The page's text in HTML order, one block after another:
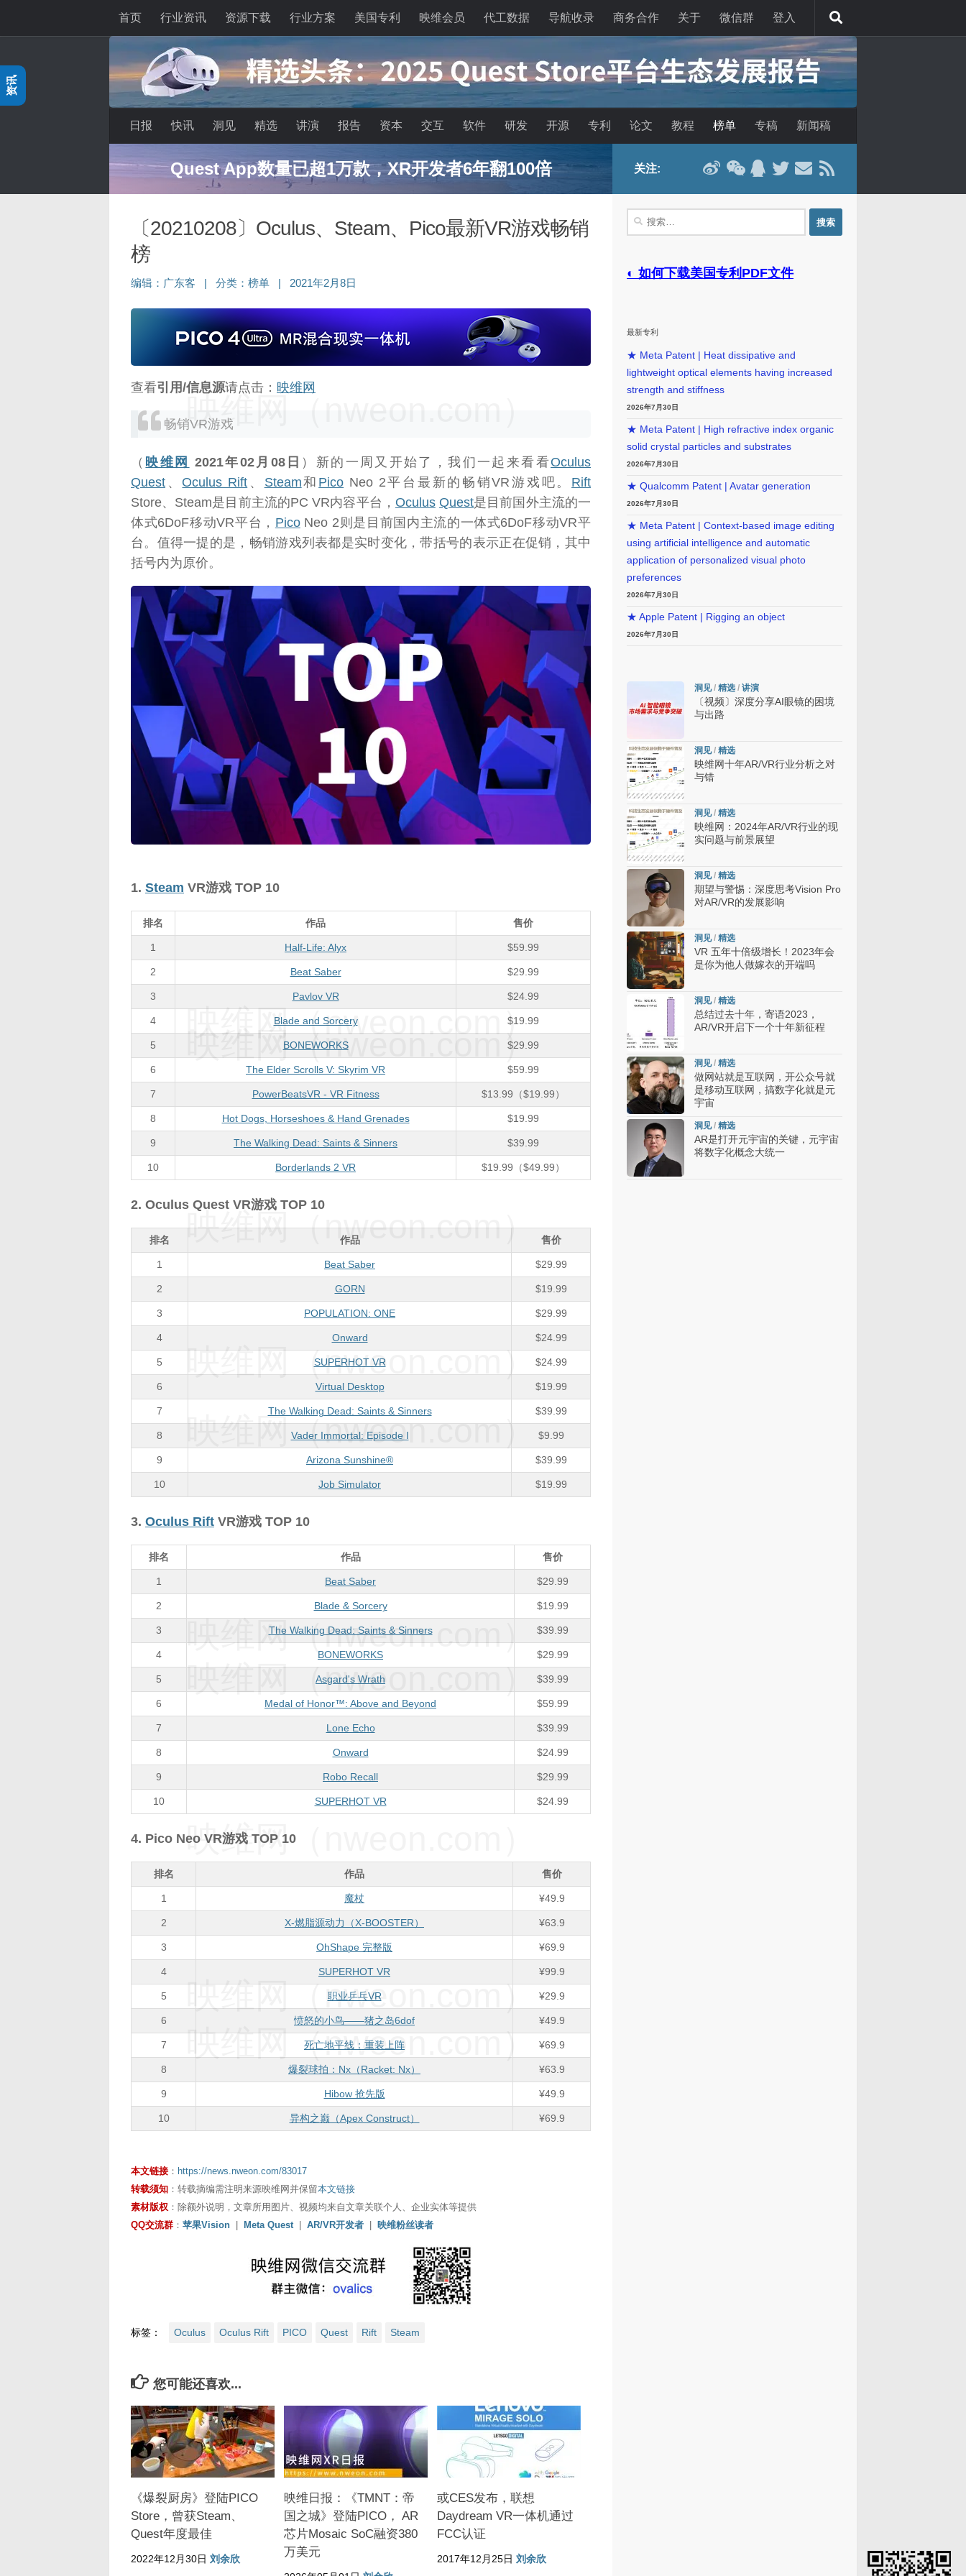
首页 行业资讯 资源下载 行业方案 美国专利 映维会员 代工数据 导航收录 商务合作 关于 微信群 登入
日报 快讯 洞见 精选 讲演 报告 资本 交互 软件 研发 开源 专利 论文 教程 榜单 专稿 新闻稿
Quest App数量已超1万款，XR开发者6年翻100倍
〔20210208〕Oculus、Steam、Pico最新VR游戏畅销
榜
编辑： 广东客 分类： 榜单 2021年2月8日
查看引用/信息源请点击： 映维网
畅销VR游戏
（ 映维网 2021年02月08日 ）新的一周又开始了，我们一起来看看Oculus
Quest 、 Oculus Rift 、 Steam和 Pico Neo 2平台最新的畅销VR游戏吧。 Rift
Store、Steam是目前主流的PC VR内容平台， Oculus Quest是目前国外主流的一
体式6DoF移动VR平台， PicoNeo 2则是目前国内主流的一体式6DoF移动VR平
台。值得一提的是，畅销游戏列表都是实时变化，带括号的表示正在促销，其中
括号内为原价。
1. Steam VR游戏 TOP 10
排名 作品 售价
1 Half-Life: Alyx $59.99
2 Beat Saber $29.99
3 Pavlov VR $24.99
4 Blade and Sorcery $19.99
5 BONEWORKS $29.99
6 The Elder Scrolls V: Skyrim VR $59.99
7 PowerBeatsVR - VR Fitness $13.99（$19.99）
8 Hot Dogs, Horseshoes & Hand Grenades $19.99
9 The Walking Dead: Saints & Sinners $39.99
10 Borderlands 2 VR $19.99（$49.99）
映维网（nweon.com）
2. Oculus Quest VR游戏 TOP 10
排名 作品 售价
1 Beat Saber $29.99
2 GORN $19.99
3 POPULATION: ONE $29.99
4 Onward $24.99
5 SUPERHOT VR $24.99
6 Virtual Desktop $19.99
7 The Walking Dead: Saints & Sinners $39.99
8 Vader Immortal: Episode I $9.99
9 Arizona Sunshine® $39.99
10 Job Simulator $19.99
映维网（nweon.com）
3. Oculus Rift VR游戏 TOP 10
排名 作品 售价
1 Beat Saber $29.99
2 Blade & Sorcery $19.99
3 The Walking Dead: Saints & Sinners $39.99
4 BONEWORKS $29.99
5 Asgard's Wrath $39.99
6 Medal of Honor™: Above and Beyond $59.99
7 Lone Echo $39.99
8 Onward $24.99
9 Robo Recall $29.99
10 SUPERHOT VR $24.99
映维网（nweon.com）
4. Pico Neo VR游戏 TOP 10
排名 作品 售价
1 魔杖 ¥49.9
2 X-燃脂源动力（X-BOOSTER） ¥63.9
3 OhShape 完整版 ¥69.9
4 SUPERHOT VR ¥99.9
5 职业乒乓VR ¥29.9
6 愤怒的小鸟——猪之岛6dof ¥49.9
7 死亡地平线：重装上阵 ¥69.9
8 爆裂球拍：Nx（Racket: Nx） ¥63.9
9 Hibow 抢先版 ¥49.9
10 异构之巅（Apex Construct） ¥69.9
映维网（nweon.com）
映维网（nweon.com）
映维网（nweon.com）
映维网（nweon.com）
映维网（nweon.com）
映维网（nweon.com）
映维网（nweon.com）
映维网（nweon.com）
映维网（nweon.com）
映维网（nweon.com）
本文链接 ： https://news.nweon.com/83017
转载须知 ：转载摘编需注明来源映维网并保留本文链接
素材版权 ：除额外说明，文章所用图片、视频均来自文章关联个人、企业实体等提供
QQ交流群 ： 苹果Vision | Meta Quest | AR/VR开发者 | 映维粉丝读者
标签： Oculus Oculus Rift PICO Quest Rift Steam
您可能还喜欢...
《爆裂厨房》登陆PICO
Store，曾获Steam、
Quest年度最佳
2022年12月30日 刘余欣
映维日报：《TMNT：帝
国之城》登陆PICO， AR
芯片Mosaic SoC融资380
万美元
或CES发布，联想
Daydream VR一体机通过
FCC认证
2017年12月25日 刘余欣
关注:
搜
索：
◐ 如何下载美国专利PDF文件
最新专利
★ Meta Patent | Heat dissipative and
lightweight optical elements having increased
strength and stiffness
2026年7月30日
★ Meta Patent | High refractive index organic
solid crystal particles and substrates
2026年7月30日
★ Qualcomm Patent | Avatar generation
2026年7月30日
★ Meta Patent | Context-based image editing
using artificial intelligence and automatic
application of personalized visual photo
preferences
2026年7月30日
★ Apple Patent | Rigging an object
2026年7月30日
洞见/ 精选 / 讲演
〔视频〕深度分享AI眼镜的困境
与出路
洞见/ 精选
映维网十年AR/VR行业分析之对
与错
洞见/ 精选
映维网：2024年AR/VR行业的现
实问题与前景展望
洞见/ 精选
期望与警惕：深度思考Vision Pro
对AR/VR的发展影响
洞见/ 精选
VR 五年十倍级增长！2023年会
是你为他人做嫁衣的开端吗
洞见/ 精选
总结过去十年，寄语2023，
AR/VR开启下一个十年新征程
洞见/ 精选
做网站就是互联网，开公众号就
是移动互联网，搞数字化就是元
宇宙
洞见/ 精选
AR是打开元宇宙的关键，元宇宙
将数字化概念大统一
资讯